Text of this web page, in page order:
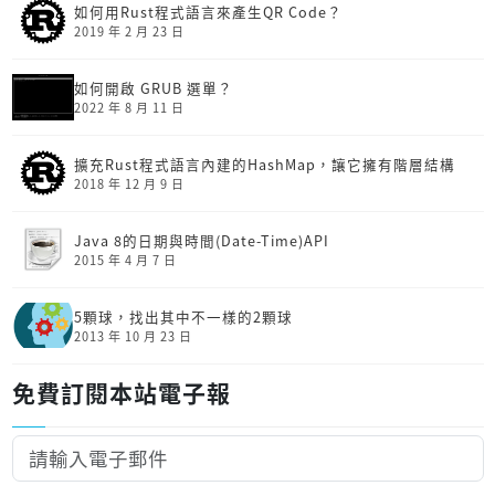
如何用Rust程式語言來產生QR Code？
2019 年 2 月 23 日
如何開啟 GRUB 選單？
2022 年 8 月 11 日
擴充Rust程式語言內建的HashMap，讓它擁有階層結構
2018 年 12 月 9 日
Java 8的日期與時間(Date-Time)API
2015 年 4 月 7 日
5顆球，找出其中不一樣的2顆球
2013 年 10 月 23 日
免費訂閱本站電子報